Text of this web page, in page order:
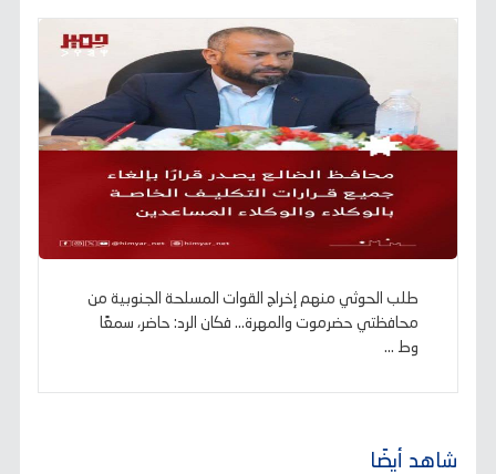
طلب الحوثي منهم إخراج القوات المسلحة الجنوبية من
محافظتي حضرموت والمهرة... فكان الرد: حاضر، سمعًا
وط ...
شاهد أيضًا